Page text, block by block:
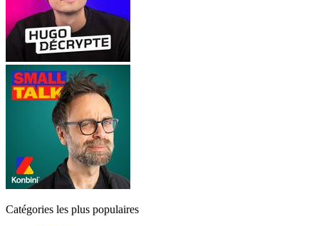
Catégories les plus populaires